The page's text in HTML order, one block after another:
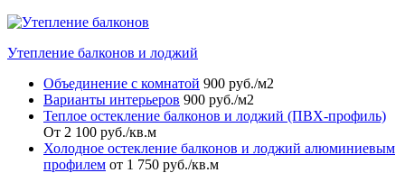
Утепление балконов и лоджий
Объединение с комнатой 900 руб./м2
Варианты интерьеров 900 руб./м2
Теплое остекление балконов и лоджий (ПВХ-профиль)
От 2 100 руб./кв.м
Холодное остекление балконов и лоджий алюминиевым
профилем от 1 750 руб./кв.м